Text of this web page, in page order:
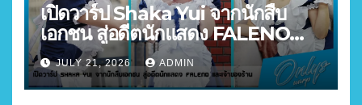
เปิดวาร์ป Shaka Yui จากนักสืบ
เอกชน สู่อดีตนักแสดง FALENO
และเจ้าของร้าน
JULY 21, 2026 ADMIN